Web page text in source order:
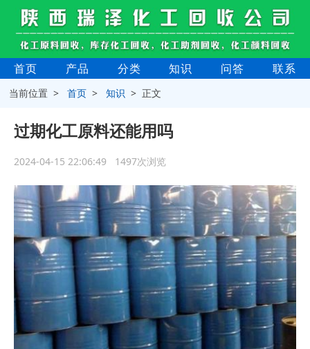
首页 产品 分类 知识 问答 联系
当前位置 >首页 >知识 > 正文
过期化工原料还能用吗
2024-04-15 22:06:49 1497次浏览